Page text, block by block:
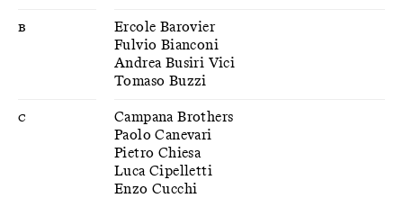
B
Ercole Barovier
Fulvio Bianconi
Andrea Busiri Vici
Tomaso Buzzi
C
Campana Brothers
Paolo Canevari
Pietro Chiesa
Luca Cipelletti
Enzo Cucchi